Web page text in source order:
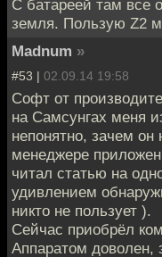
С батареей там все
земля. Пользую Z2
Madnum »
#53 | 02.09.14 19:58
Софт от
на Самсунгах меня
непонятно, зачем он
менеджере
читал статью на
удивлением
никто не пользует ).
Сейчас приобрёл
Аппаратом доволен,